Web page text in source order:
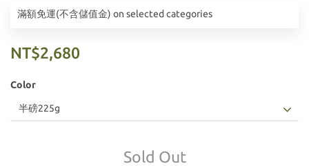
滿額免運(不含儲值金) on selected categories
NT$2,680
Color
Sold Out